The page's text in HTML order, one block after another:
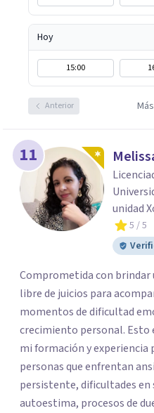
Hoy
15:00
Anterior
11
unidad
5 / 5
Comprometida con brindar
libre de juicios para
momentos de dificultad
crecimiento personal. Esto es lo
mi formación y experiencia
personas que enfrentan
persistente, dificultades en
autoestima, procesos de